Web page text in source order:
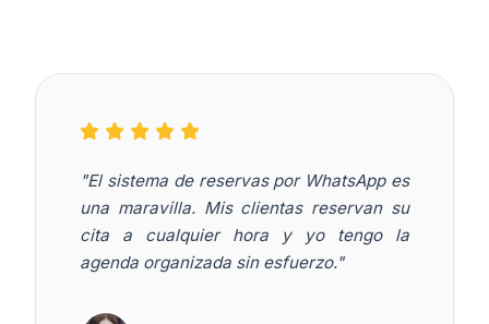
"El sistema de reservas por WhatsApp es
una maravilla. Mis clientas reservan su
cita a cualquier hora y yo tengo la
agenda organizada sin esfuerzo."